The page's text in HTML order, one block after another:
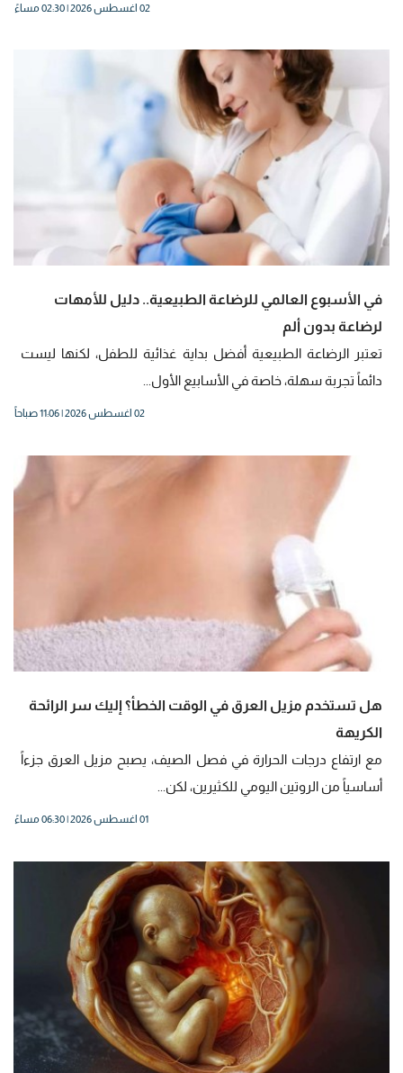
02 اغسطس 2026 | 02:30 مساءً
في الأسبوع العالمي للرضاعة الطبيعية.. دليل للأمهات
لرضاعة بدون ألم
تعتبر الرضاعة الطبيعية أفضل بداية غذائية للطفل، لكنها ليست
دائماً تجربة سهلة، خاصة في الأسابيع الأول...
02 اغسطس 2026 | 11:06 صباحاً
هل تستخدم مزيل العرق في الوقت الخطأ؟ إليك سر الرائحة
الكريهة
مع ارتفاع درجات الحرارة في فصل الصيف، يصبح مزيل العرق جزءاً
أساسياً من الروتين اليومي للكثيرين، لكن...
01 اغسطس 2026 | 06:30 مساءً